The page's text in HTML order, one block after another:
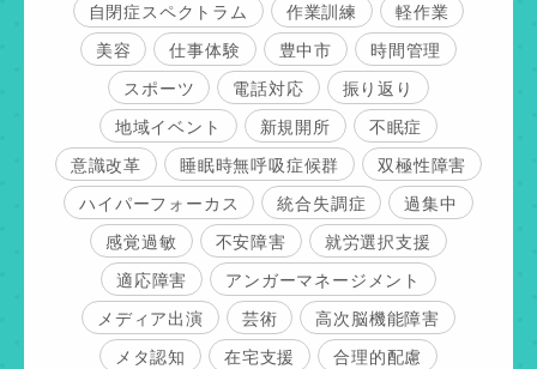
自閉症スペクトラム
作業訓練
軽作業
美容
仕事体験 豊中市
時間管理
スポーツ
電話対応
振り返り
地域イベント
新規開所
不眠症
意識改革
睡眠時無呼吸症候群
双極性障害
ハイパーフォーカス
統合失調症
過集中
感覚過敏
不安障害
就労選択支援
適応障害
アンガーマネージメント
メディア出演
芸術
高次脳機能障害
メタ認知
在宅支援
合理的配慮